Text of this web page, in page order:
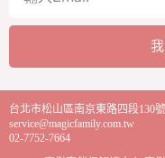
l
t
e
台北市松山區南京東路四段130
service@magicfamily.com.tw
02-7752-7664